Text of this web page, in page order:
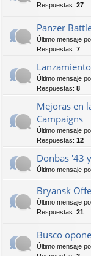
Respuestas: 27
Panzer
Último mensaje
Respuestas: 7
Último mensaje
Respuestas: 8
Mejoras en
Campaigns
Último mensaje
Respuestas: 12
Donbas '43
Último mensaje
Bryansk
Último mensaje
Respuestas: 21
Busco
Último mensaje